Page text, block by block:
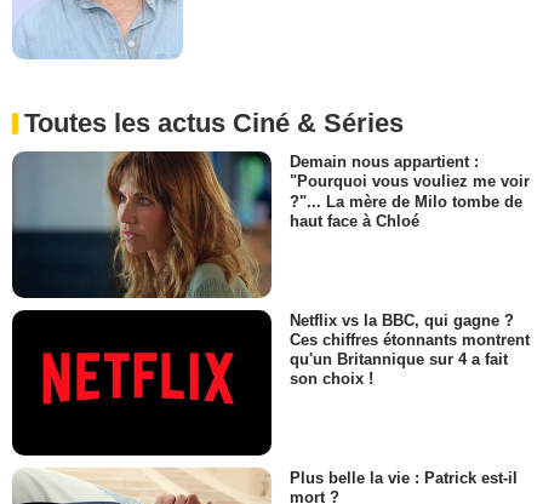
Toutes les actus Ciné & Séries
Demain nous appartient :
"Pourquoi vous vouliez me voir
?"... La mère de Milo tombe de
haut face à Chloé
Netflix vs la BBC, qui gagne ?
Ces chiffres étonnants montrent
qu'un Britannique sur 4 a fait
son choix !
Plus belle la vie : Patrick est-il
mort ?